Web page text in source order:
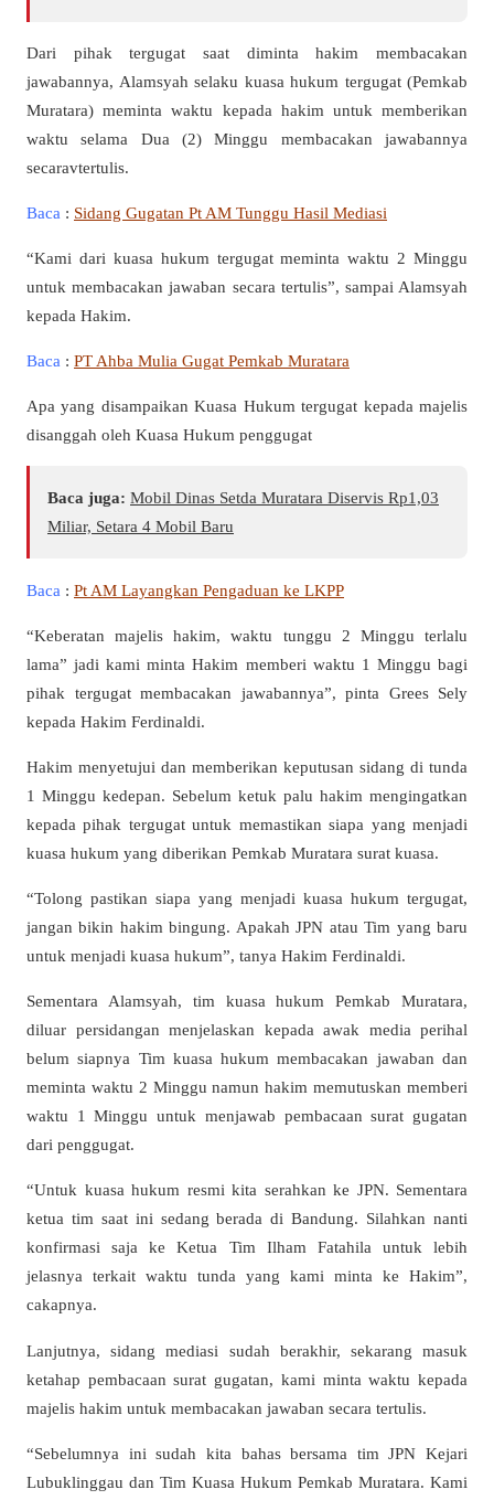
Dari pihak tergugat saat diminta hakim membacakan
jawabannya, Alamsyah selaku kuasa hukum tergugat (Pemkab
Muratara) meminta waktu kepada hakim untuk memberikan
waktu selama Dua (2) Minggu membacakan jawabannya
secaravtertulis.
Baca : Sidang Gugatan Pt AM Tunggu Hasil Mediasi
“Kami dari kuasa hukum tergugat meminta waktu 2 Minggu
untuk membacakan jawaban secara tertulis”, sampai Alamsyah
kepada Hakim.
Baca : PT Ahba Mulia Gugat Pemkab Muratara
Apa yang disampaikan Kuasa Hukum tergugat kepada majelis
disanggah oleh Kuasa Hukum penggugat
Baca juga: Mobil Dinas Setda Muratara Diservis Rp1,03
Miliar, Setara 4 Mobil Baru
Baca : Pt AM Layangkan Pengaduan ke LKPP
“Keberatan majelis hakim, waktu tunggu 2 Minggu terlalu
lama” jadi kami minta Hakim memberi waktu 1 Minggu bagi
pihak tergugat membacakan jawabannya”, pinta Grees Sely
kepada Hakim Ferdinaldi.
Hakim menyetujui dan memberikan keputusan sidang di tunda
1 Minggu kedepan. Sebelum ketuk palu hakim mengingatkan
kepada pihak tergugat untuk memastikan siapa yang menjadi
kuasa hukum yang diberikan Pemkab Muratara surat kuasa.
“Tolong pastikan siapa yang menjadi kuasa hukum tergugat,
jangan bikin hakim bingung. Apakah JPN atau Tim yang baru
untuk menjadi kuasa hukum”, tanya Hakim Ferdinaldi.
Sementara Alamsyah, tim kuasa hukum Pemkab Muratara,
diluar persidangan menjelaskan kepada awak media perihal
belum siapnya Tim kuasa hukum membacakan jawaban dan
meminta waktu 2 Minggu namun hakim memutuskan memberi
waktu 1 Minggu untuk menjawab pembacaan surat gugatan
dari penggugat.
“Untuk kuasa hukum resmi kita serahkan ke JPN. Sementara
ketua tim saat ini sedang berada di Bandung. Silahkan nanti
konfirmasi saja ke Ketua Tim Ilham Fatahila untuk lebih
jelasnya terkait waktu tunda yang kami minta ke Hakim”,
cakapnya.
Lanjutnya, sidang mediasi sudah berakhir, sekarang masuk
ketahap pembacaan surat gugatan, kami minta waktu kepada
majelis hakim untuk membacakan jawaban secara tertulis.
“Sebelumnya ini sudah kita bahas bersama tim JPN Kejari
Lubuklinggau dan Tim Kuasa Hukum Pemkab Muratara. Kami